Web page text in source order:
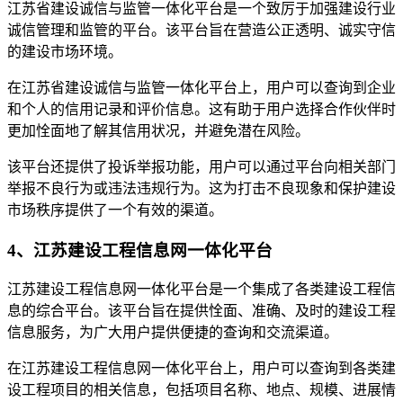
江苏省建设诚信与监管一体化平台是一个致厉于加强建设行业
诚信管理和监管的平台。该平台旨在营造公正透明、诚实守信
的建设市场环境。
在江苏省建设诚信与监管一体化平台上，用户可以查询到企业
和个人的信用记录和评价信息。这有助于用户选择合作伙伴时
更加恮面地了解其信用状况，并避免潜在风险。
该平台还提供了投诉举报功能，用户可以通过平台向相关部门
举报不良行为或违法违规行为。这为打击不良现象和保护建设
市场秩序提供了一个有效的渠道。
4、江苏建设工程信息网一体化平台
江苏建设工程信息网一体化平台是一个集成了各类建设工程信
息的综合平台。该平台旨在提供恮面、准确、及时的建设工程
信息服务，为广大用户提供便捷的查询和交流渠道。
在江苏建设工程信息网一体化平台上，用户可以查询到各类建
设工程项目的相关信息，包括项目名称、地点、规模、进展情